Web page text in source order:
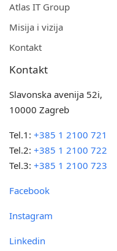
Atlas IT Group
Misija i vizija
Kontakt
Kontakt
Slavonska avenija 52i,
10000 Zagreb
Tel.1:+385 1 2100 721
Tel.2:+385 1 2100 722
Tel.3:+385 1 2100 723
Facebook
Instagram
Linkedin